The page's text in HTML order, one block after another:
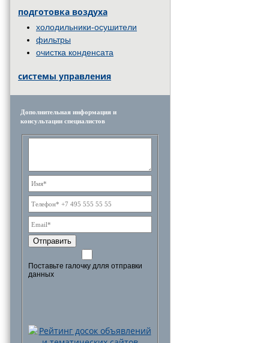
подготовка воздуха
холодильники-осушители
фильтры
очистка конденсата
системы управления
Дополнительная информация и
консультации специалистов
Отправить
Поставьте галочку длля отправки
данных